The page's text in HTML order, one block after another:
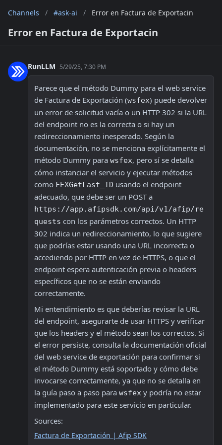
Channels / #ask-ai / Error en Factura de Exportacin
Error en Factura de Exportacin
RunLLM 5/29/25, 7:30 PM
Parece que el método Dummy para el web service
de Factura de Exportación (wsfex) puede devolver
un error de solicitud vacía o un HTTP 302 si la URL
del endpoint no es la correcta o si hay un
redireccionamiento inesperado. Según la
documentación, no se menciona explícitamente el
método Dummy para wsfex, pero sí se detalla
cómo instanciar el servicio y ejecutar métodos
como FEXGetLast_ID usando el endpoint
https://app.afipsdk.com/api/v1/afip/re
quests con los parámetros correctos. Un HTTP
302 indica un redireccionamiento, lo que sugiere
que podrías estar usando una URL incorrecta o
accediendo por HTTP en vez de HTTPS, o que el
endpoint espera autenticación previa o headers
específicos que no se están enviando
correctamente.
Mi entendimiento es que deberías revisar la URL
del endpoint, asegurarte de usar HTTPS y verificar
que los headers y el método sean los correctos. Si
el error persiste, consulta la documentación oficial
del web service de exportación para confirmar si
el método Dummy está soportado y cómo debe
invocarse correctamente, ya que no se detalla en
la guía paso a paso para wsfex y podría no estar
implementado para este servicio en particular.
Sources:
Factura de Exportación | Afip SDK